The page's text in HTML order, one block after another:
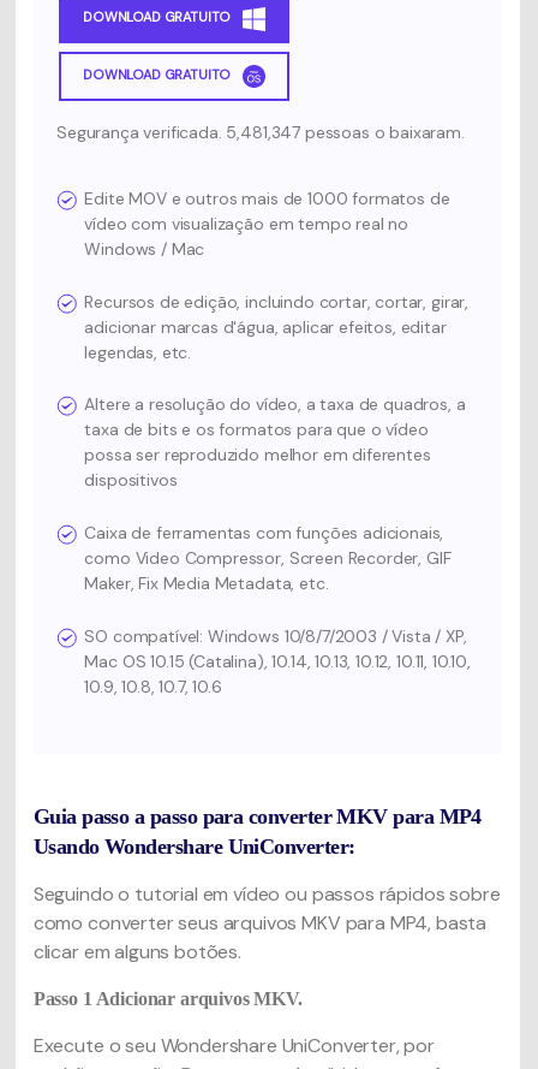
DOWNLOAD GRATUITO
DOWNLOAD GRATUITO
Segurança verificada. 5,481,347 pessoas o baixaram.
Edite MOV e outros mais de 1000 formatos de
vídeo com visualização em tempo real no
Windows / Mac
Recursos de edição, incluindo cortar, cortar, girar,
adicionar marcas d'água, aplicar efeitos, editar
legendas, etc.
Altere a resolução do vídeo, a taxa de quadros, a
taxa de bits e os formatos para que o vídeo
possa ser reproduzido melhor em diferentes
dispositivos
Caixa de ferramentas com funções adicionais,
como Video Compressor, Screen Recorder, GIF
Maker, Fix Media Metadata, etc.
SO compatível: Windows 10/8/7/2003 / Vista / XP,
Mac OS 10.15 (Catalina), 10.14, 10.13, 10.12, 10.11, 10.10,
10.9, 10.8, 10.7, 10.6
Guia passo a passo para converter MKV para MP4
Usando Wondershare UniConverter:
Seguindo o tutorial em vídeo ou passos rápidos sobre
como converter seus arquivos MKV para MP4, basta
clicar em alguns botões.
Passo 1 Adicionar arquivos MKV.
Execute o seu Wondershare UniConverter, por